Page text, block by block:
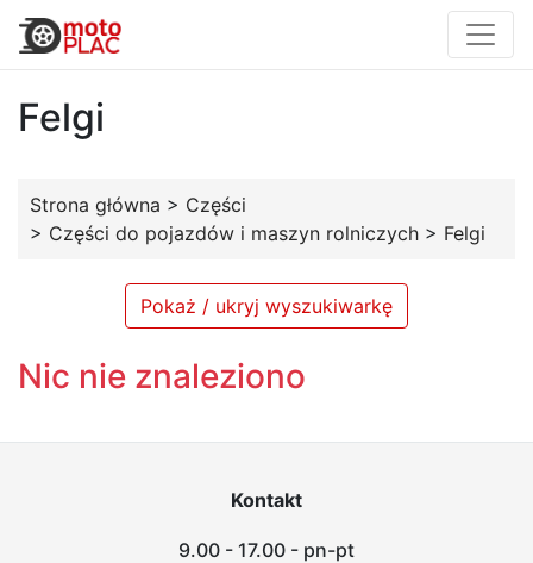
Felgi
Strona główna > Części
> Części do pojazdów i maszyn rolniczych > Felgi
Pokaż / ukryj wyszukiwarkę
Nic nie znaleziono
Kontakt
9.00 - 17.00 - pn-pt